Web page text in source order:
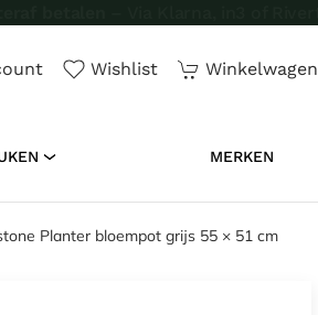
Wishlist Winkelwagen
MERKEN
Planter bloempot grijs 55 × 51 cm